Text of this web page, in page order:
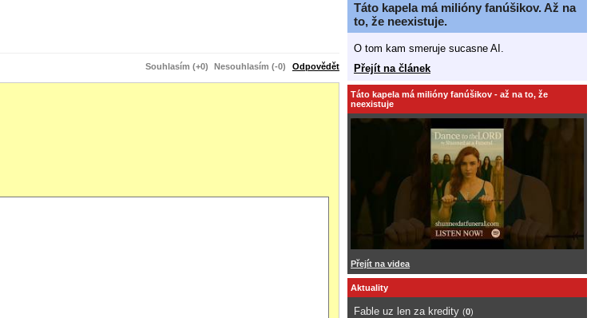
Souhlasím (+0) Nesouhlasím (-0) Odpovědět
Táto kapela má milióny fanúšikov. Až na
to, že neexistuje.
O tom kam smeruje sucasne AI.
Přejít na článek
Táto kapela má milióny fanúšikov - až na to, že
neexistuje
Přejít na videa
Aktuality
Fable uz len za kredity (0)